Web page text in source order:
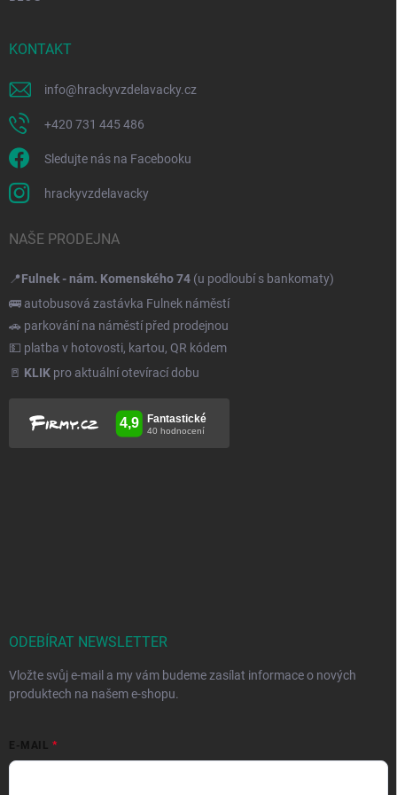
KONTAKT
info@hrackyvzdelavacky.cz
+420 731 445 486
Sledujte nás na Facebooku
hrackyvzdelavacky
NAŠE PRODEJNA
📍Fulnek - nám. Komenského 74 (u podloubí s bankomaty)
🚌 autobusová zastávka Fulnek náměstí
🚗 parkování na náměstí před prodejnou
💵 platba v hotovosti, kartou, QR kódem
🚪 KLIK pro aktuální otevírací dobu
ODEBÍRAT NEWSLETTER
Vložte svůj e-mail a my vám budeme zasílat informace o nových
produktech na našem e-shopu.
E-MAIL